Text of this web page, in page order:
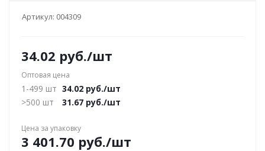
Артикул: 004309
34.02 руб./шт
Оптовая цена
1-499 шт 34.02 руб./шт
>500 шт
31.67 руб./шт
Цена за упаковку
3 401.70 руб./шт